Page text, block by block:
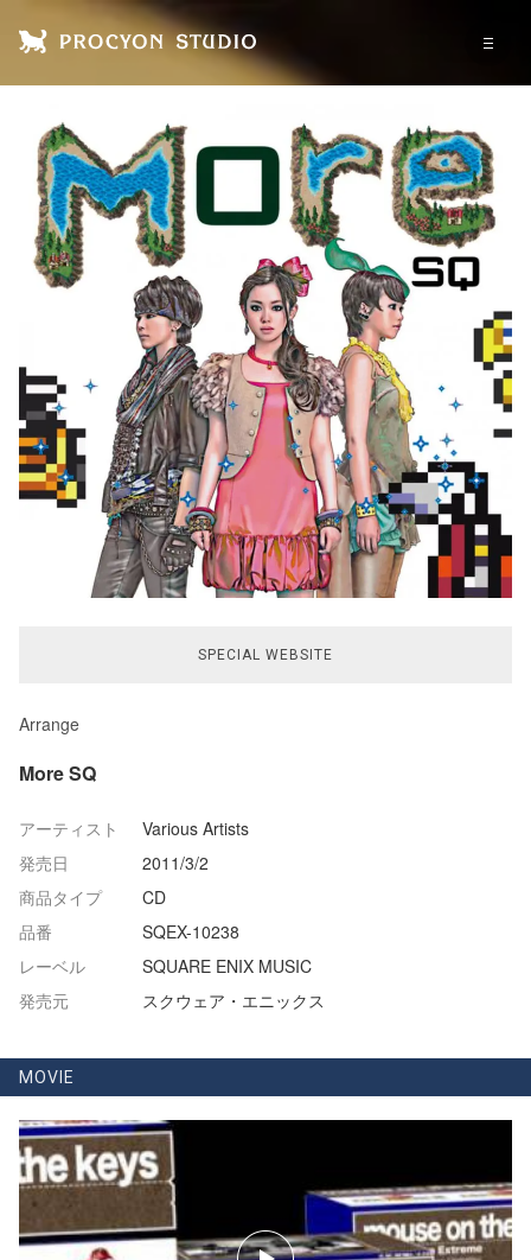
SPECIAL WEBSITE
Arrange
More SQ
アーティスト
Various Artists
発売日
2011/3/2
商品タイプ
CD
品番
SQEX-10238
レーベル
SQUARE ENIX MUSIC
発売元
スクウェア・エニックス
MOVIE